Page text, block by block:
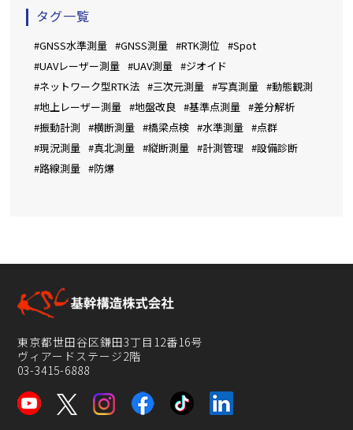
タグ一覧
#GNSS水準測量 #GNSS測量 #RTK測位
#Spot
#UAVレーザー測量 #UAV測量 #ジオイド
#ネットワーク型RTK法 #三次元測量 #写真測量 #動態観測
#地上レーザー測量 #地盤改良 #基準点測量 #差分解析
#振動計測
#横断測量 #橋梁点検 #水準測量 #点群
#現況測量 #真北測量 #縦断測量 #計測管理 #設備診断
#路線測量 #防爆
東京都世田谷区鎌田3丁目12番16号
ヴィアードステージ2階
03-3415-6888